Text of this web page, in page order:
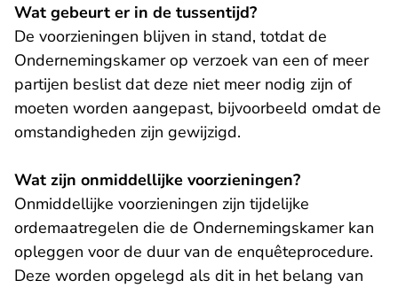
Wat gebeurt er in de tussentijd?
De voorzieningen blijven in stand, totdat de
Ondernemingskamer op verzoek van een of meer
partijen beslist dat deze niet meer nodig zijn of
moeten worden aangepast, bijvoorbeeld omdat de
omstandigheden zijn gewijzigd.
Wat zijn onmiddellijke voorzieningen?
Onmiddellijke voorzieningen zijn tijdelijke
ordemaatregelen die de Ondernemingskamer kan
opleggen voor de duur van de enquêteprocedure.
Deze worden opgelegd als dit in het belang van